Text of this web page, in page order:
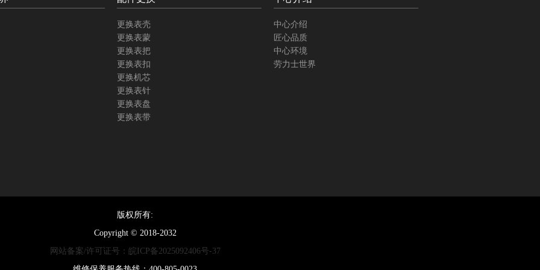
更换表壳
更换表蒙
更换表把
更换表扣
更换机芯
更换表针
更换表盘
更换表带
中心介绍
匠心品质
中心环境
劳力士世界
版权所有:
Copyright © 2018-2032
网站备案/许可证号：皖ICP备2025092406号-37